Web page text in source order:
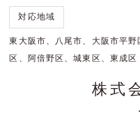
対応地域
東大阪市、八尾市、大阪市平
区、阿倍野区、城東区、東成区
株式